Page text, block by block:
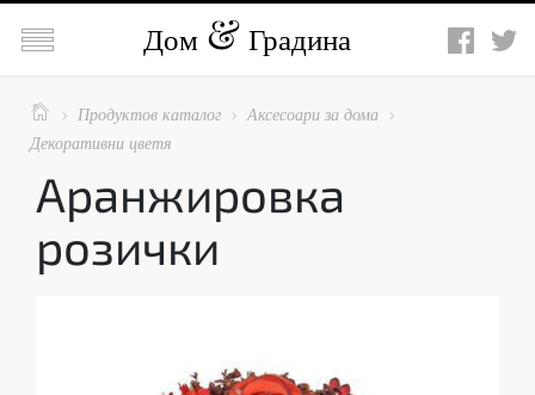
 Дом Градина
  Продуктов каталог  Аксесоари за дома 
Декоративни цветя
Аранжировка
розички